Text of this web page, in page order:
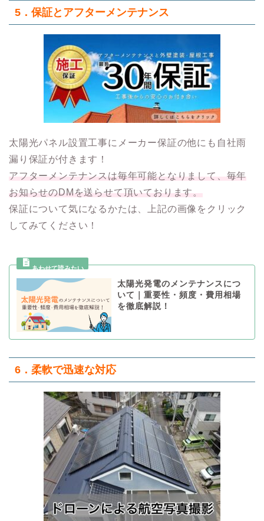
5．保証とアフターメンテナンス
太陽光パネル設置工事にメーカー保証の他にも自社雨
漏り保証が付きます！
アフターメンテナンスは毎年可能となりまして、毎年
お知らせのDMを送らせて頂いております。
保証について気になるかたは、上記の画像をクリック
してみてください！
太陽光発電のメンテナンスにつ
いて｜重要性・頻度・費用相場
を徹底解説！
6．柔軟で迅速な対応